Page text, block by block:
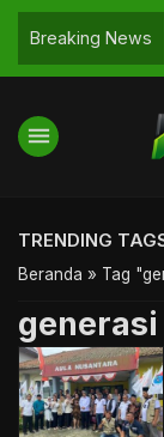
Breaking News
menu
TRENDING
Beranda » Tag
generasi